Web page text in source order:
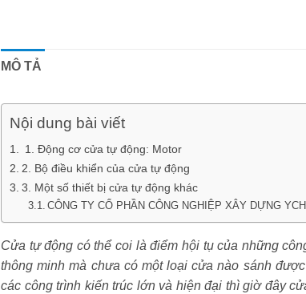
MÔ TẢ
Nội dung bài viết
1. Động cơ cửa tự động: Motor
2. Bộ điều khiển của cửa tự động
3. Một số thiết bị cửa tự động khác
CÔNG TY CỔ PHẦN CÔNG NGHIỆP XÂY DỰNG
Cửa tự động có thể coi là điểm hội tụ của những
thông minh mà chưa có một loại cửa nào sánh
các công trình kiến trúc lớn và hiện đại thì giờ đây